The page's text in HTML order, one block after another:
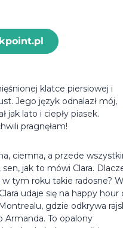
klatce piersiowej i
Jego język odnalazł mój,
jak lato i ciepły piasek.
pragnęłam!
ciemna, a przede
sen, jak to mówi Clara.
w tym roku takie radosne?
udaje się na happy hour
gdzie odkrywa
Armanda. To opalony